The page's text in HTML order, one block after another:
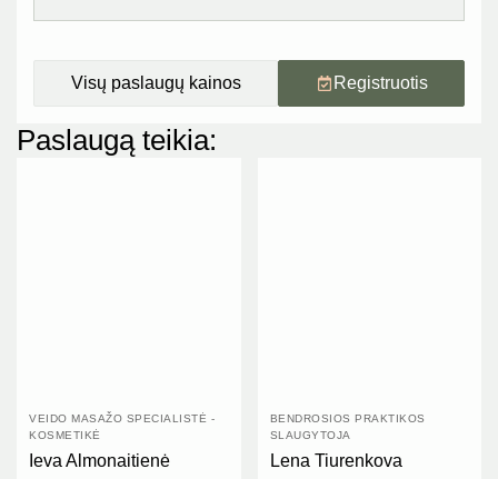
Visų paslaugų kainos Registruotis
Paslaugą teikia:
VEIDO MASAŽO SPECIALISTĖ -
KOSMETIKĖ
Ieva Almonaitienė
BENDROSIOS PRAKTIKOS
SLAUGYTOJA
Lena Tiurenkova